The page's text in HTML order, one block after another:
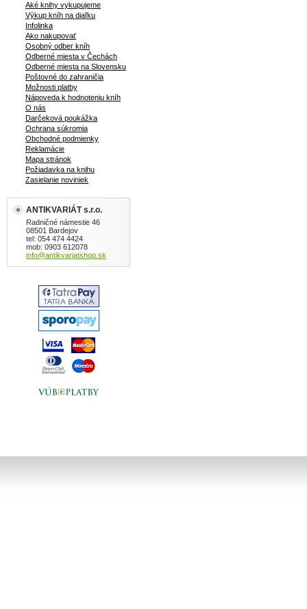
Aké knihy vykupujeme
Výkup kníh na diaľku
Infolinka
Ako nakupovať
Osobný odber kníh
Odberné miesta v Čechách
Odberné miesta na Slovensku
Poštovné do zahraničia
Možnosti platby
Nápoveda k hodnoteniu kníh
O nás
Darčeková poukážka
Ochrana súkromia
Obchodné podmienky
Reklamácie
Mapa stránok
Požiadavka na knihu
Zasielanie noviniek
ANTIKVARIÁT s.r.o.
Radničné námestie 46
08501 Bardejov
tel: 054 474 4424
mob: 0903 612078
info@antikvariatshop.sk